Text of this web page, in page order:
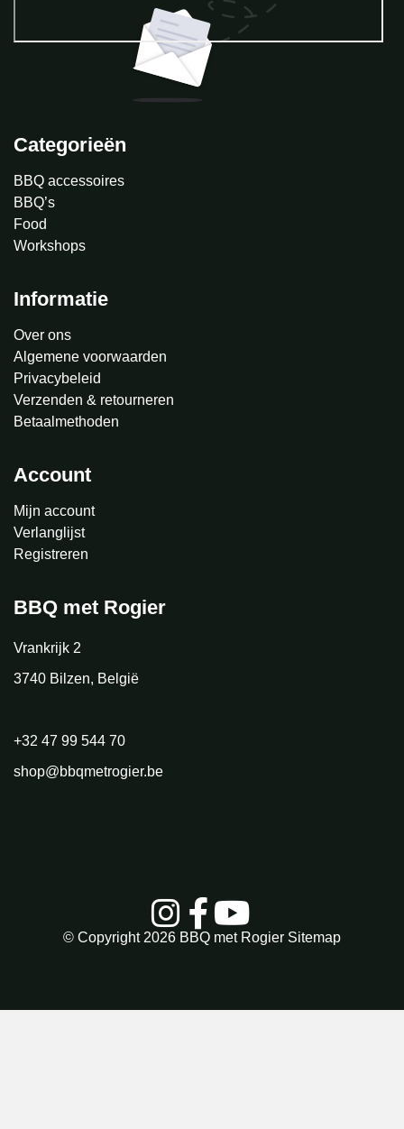
Categorieën
BBQ accessoires
BBQ’s
Food
Workshops
Informatie
Over ons
Algemene voorwaarden
Privacybeleid
Verzenden & retourneren
Betaalmethoden
Account
Mijn account
Verlanglijst
Registreren
BBQ met Rogier
Vrankrijk 2
3740 Bilzen, België
+32 47 99 544 70
shop@bbqmetrogier.be
© Copyright 2026 BBQ met Rogier Sitemap